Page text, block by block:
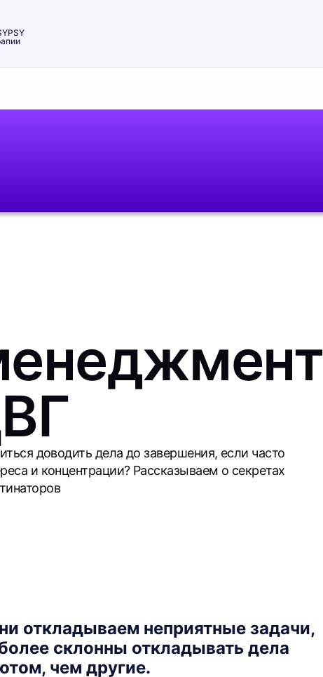
доводить дела до завершения, если часто
и концентрации? Рассказываем о секретах
откладываем неприятные задачи,
склонны откладывать дела
чем другие.